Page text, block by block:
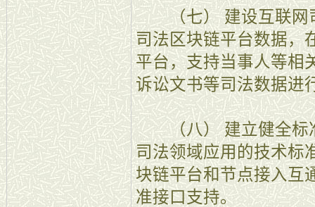
（七） 建设互联网司
司法区块链平台数据，
平台，支持当事人等相
诉讼文书等司法数据进
（八） 建立健全标准
司法领域应用的技术标
块链平台和节点接入互
准接口支持。